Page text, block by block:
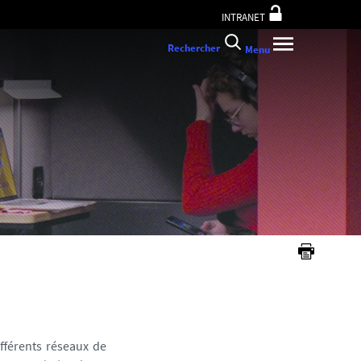
INTRANET
Rechercher Menu
réseaux de